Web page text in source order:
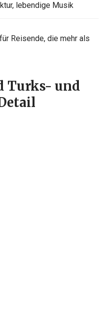
lebendige Musik
Reisende, die mehr als
Turks- und